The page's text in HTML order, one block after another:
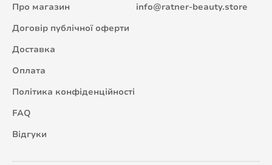
Про магазин
Договір публічної оферти
Доставка
Оплата
Політика конфіденційності
FAQ
Відгуки
info@ratner-beauty.store